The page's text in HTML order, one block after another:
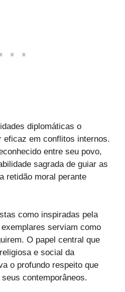
diplomáticas o
eficaz em conflitos internos.
entre seu povo,
sagrada de guiar as
retidão moral perante
como inspiradas pela
serviam como
O papel central que
e social da
o profundo respeito que
contemporâneos.